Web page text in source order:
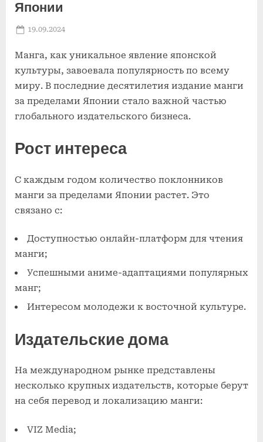
Японии
Posted
19.09.2024
Манга, как уникальное явление японской
культуры, завоевала популярность по всему
миру. В последние десятилетия издание манги
за пределами Японии стало важной частью
глобального издательского бизнеса.
Рост интереса
С каждым годом количество поклонников
манги за пределами Японии растет. Это
связано с:
Доступностью онлайн-платформ для чтения
манги;
Успешными аниме-адаптациями популярных
манг;
Интересом молодежи к восточной культуре.
Издательские дома
На международном рынке представлены
несколько крупных издательств, которые берут
на себя перевод и локализацию манги:
VIZ Media;